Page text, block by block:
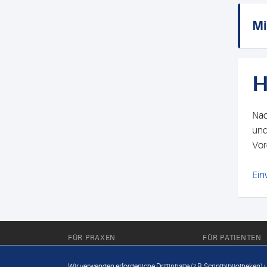
FÜR PRAXEN FÜR PATIENTEN